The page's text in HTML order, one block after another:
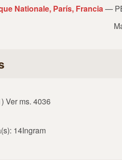
Nationale, París, Francia—
Ver ms. 4036
14Ingram